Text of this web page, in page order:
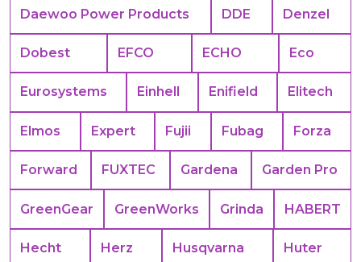
Daewoo Power Products DDE Denzel
Dobest EFCO ECHO Eco
Eurosystems Einhell Enifield Elitech
Elmos Expert Fujii Fubag Forza
Forward FUXTEC Gardena Garden Pro
GreenGear GreenWorks Grinda HABERT
Hecht Herz Husqvarna Huter